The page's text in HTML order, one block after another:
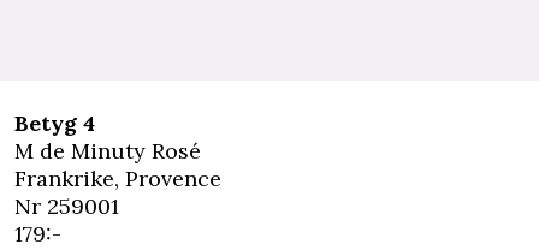
Betyg 4
M de Minuty Rosé
Frankrike, Provence
Nr 259001
179:-